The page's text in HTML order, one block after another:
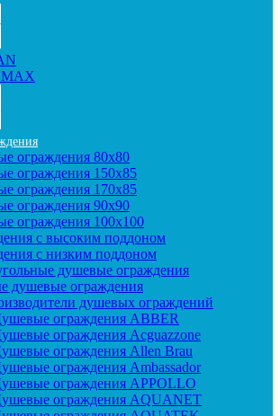
ограждения 80x80
ограждения 150x85
ограждения 170x85
ограждения 90x90
ограждения 100x100
с высоким поддоном
с низким поддоном
душевые ограждения
душевые ограждения
душевых ограждений
ограждения ABBER
ограждения Acguazzone
ограждения Allen Brau
ограждения Ambassador
ограждения APPOLLO
ограждения AQUANET